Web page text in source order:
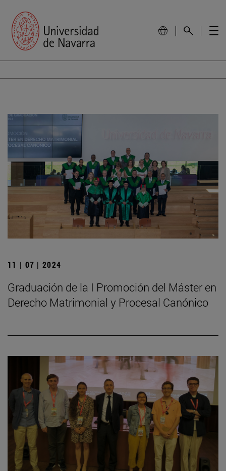
11 | 07 | 2024
Graduación de la I Promoción del Máster en
Derecho Matrimonial y Procesal Canónico